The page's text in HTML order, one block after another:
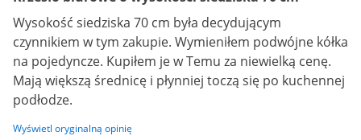
Wysokość siedziska 70 cm była decydującym
czynnikiem w tym zakupie. Wymieniłem podwójne kółka
na pojedyncze. Kupiłem je w Temu za niewielką cenę.
Mają większą średnicę i płynniej toczą się po kuchennej
podłodze.
Wyświetl oryginalną opinię